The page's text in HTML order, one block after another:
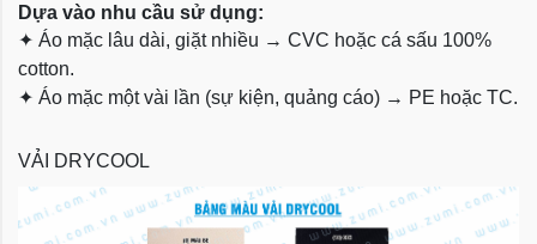
Dựa vào nhu cầu sử dụng:
✦ Áo mặc lâu dài, giặt nhiều → CVC hoặc cá sấu 100%
cotton.
✦ Áo mặc một vài lần (sự kiện, quảng cáo) → PE hoặc TC.
VẢI DRYCOOL